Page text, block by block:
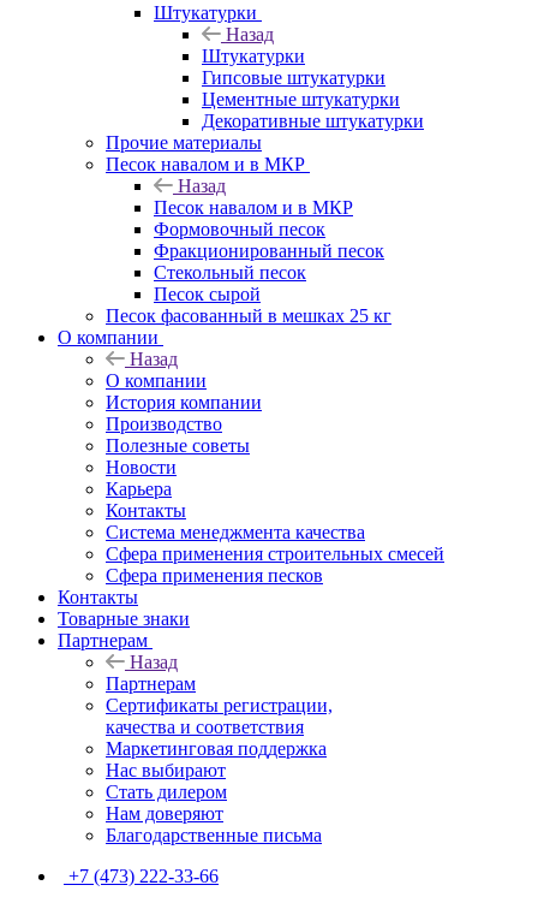
Штукатурки
Назад
Штукатурки
Гипсовые штукатурки
Цементные штукатурки
Декоративные штукатурки
Прочие материалы
Песок навалом и в МКР
Назад
Песок навалом и в МКР
Формовочный песок
Фракционированный песок
Стекольный песок
Песок сырой
Песок фасованный в мешках 25 кг
О компании
Назад
О компании
История компании
Производство
Полезные советы
Новости
Карьера
Контакты
Система менеджмента качества
Сфера применения строительных смесей
Сфера применения песков
Контакты
Товарные знаки
Партнерам
Назад
Партнерам
Сертификаты регистрации,
качества и соответствия
Маркетинговая поддержка
Нас выбирают
Стать дилером
Нам доверяют
Благодарственные письма
+7 (473) 222-33-66